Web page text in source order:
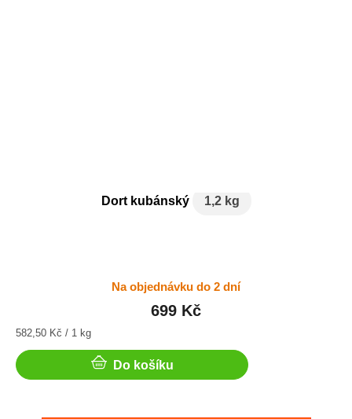
Dort kubánský 1,2 kg
Na objednávku do 2 dní
699 Kč
Měrná
582,50 Kč / 1 kg
Do košíku